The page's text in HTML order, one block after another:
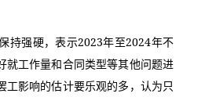
持强硬，表示2023年至2024年不
就工作量和合同类型等其他问题进
工影响的估计要乐观的多，认为只